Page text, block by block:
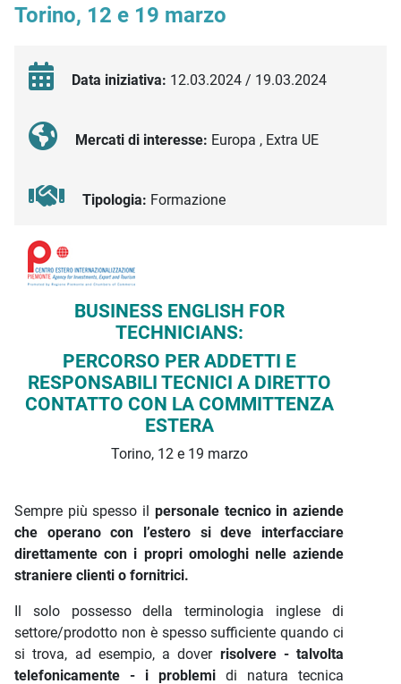
Torino, 12 e 19 marzo
Data iniziativa: 12.03.2024 / 19.03.2024
Mercati di interesse: Europa , Extra UE
Tipologia: Formazione
Descrizione iniziativa
BUSINESS ENGLISH FOR
TECHNICIANS:
PERCORSO PER ADDETTI E
RESPONSABILI TECNICI A DIRETTO
CONTATTO CON LA COMMITTENZA
ESTERA
Torino, 12 e 19 marzo
Sempre più spesso il personale tecnico in aziende
che operano con l’estero si deve interfacciare
direttamente con i propri omologhi nelle aziende
straniere clienti o fornitrici.
Il solo possesso della terminologia inglese di
settore/prodotto non è spesso sufficiente quando ci
si trova, ad esempio, a dover risolvere - talvolta
telefonicamente - i problemi di natura tecnica